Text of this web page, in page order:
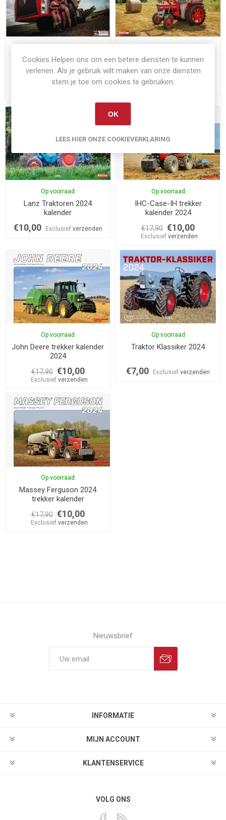
Landmaschinenkalender
2024
€28,50 €12,50
Klassische Traktoren 2024
€17,00 Exclusief
Op voorraad
Lanz Traktoren 2024
kalender
€10,00 Exclusief verzenden
Op voorraad
IHC-Case-IH trekker
kalender 2024
€17,90 €10,00
Exclusiefverzenden
Op voorraad
John Deere trekker kalender
2024
€17,90 €10,00
Exclusief verzenden
Op voorraad
Traktor Klassiker 2024
€7,00 Exclusiefverzenden
Op voorraad
Massey Ferguson 2024
trekker kalender
€17,90 €10,00
Exclusief verzenden
Nieuwsbrief
INFORMATIE
MIJN ACCOUNT
KLANTENSERVICE
VOLG ONS
Cookies Helpen ons om een betere diensten te kunnen
verlenen. Als je gebruik wilt maken van onze diensten
stem je toe om cookies te gebruiken.
OK
LEES HIER ONZE COOKIEVERKLARING